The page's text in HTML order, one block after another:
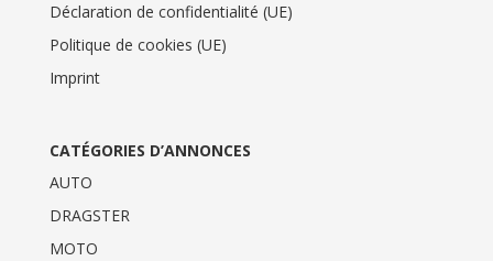
Déclaration de confidentialité (UE)
Politique de cookies (UE)
Imprint
CATÉGORIES D’ANNONCES
AUTO
DRAGSTER
MOTO